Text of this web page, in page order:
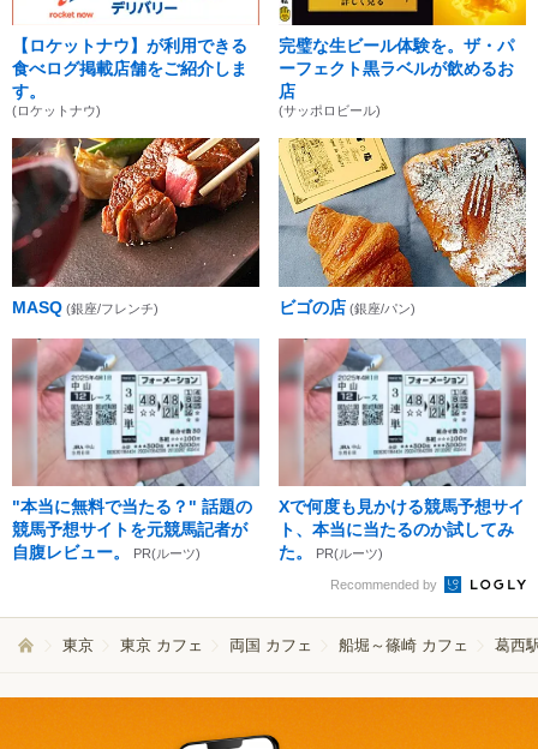
【ロケットナウ】が利用できる
食べログ掲載店舗をご紹介しま
す。
(ロケットナウ)
完璧な生ビール体験を。ザ・パ
ーフェクト黒ラベルが飲めるお
店
(サッポロビール)
MASQ (銀座/フレンチ) ビゴの店 (銀座/パン)
"本当に無料で当たる？" 話題の
競馬予想サイトを元競馬記者が
自腹レビュー。
PR(ルーツ)
Xで何度も見かける競馬予想サイ
ト、本当に当たるのか試してみ
た。
PR(ルーツ)
Recommended by
東京 東京 カフェ 両国 カフェ 船堀～篠崎 カフェ 葛西